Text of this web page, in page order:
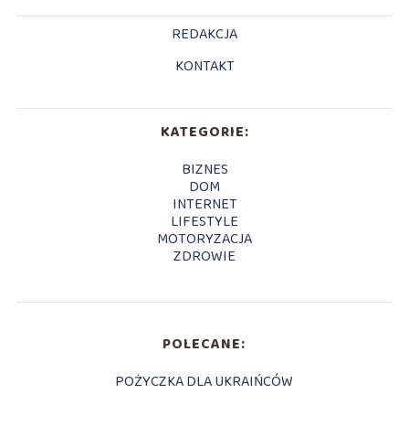
REDAKCJA
KONTAKT
KATEGORIE:
BIZNES
DOM
INTERNET
LIFESTYLE
MOTORYZACJA
ZDROWIE
POLECANE:
POŻYCZKA DLA UKRAIŃCÓW